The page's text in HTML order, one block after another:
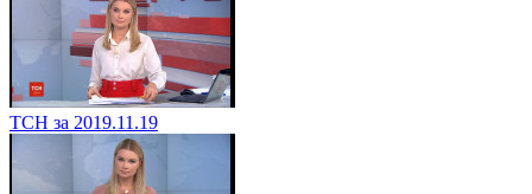
ТСН за 2019.11.19